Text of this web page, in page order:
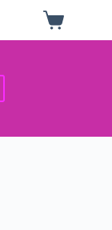
Panier
d’achat